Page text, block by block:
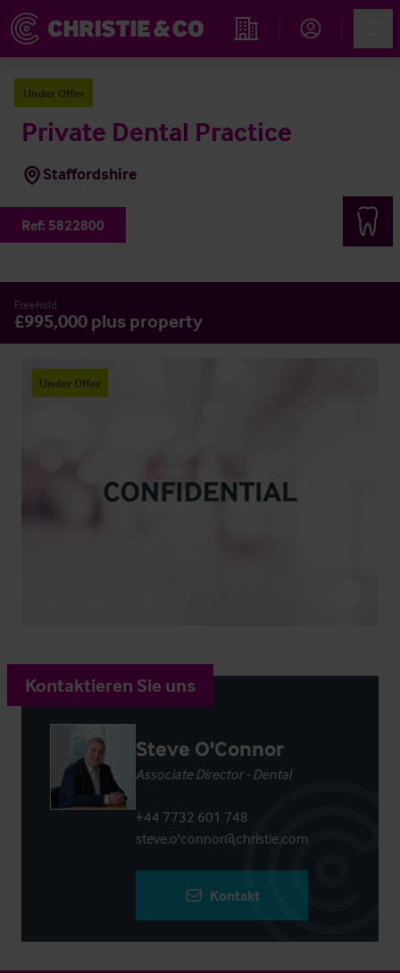
Immobiliensuche
Under Offer
Private Dental Practice
Staffordshire
Ref: 5822800
Freehold
£995,000 plus property
Under Offer
Kontaktieren Sie uns
Steve O'Connor
Associate Director - Dental
+44 7732 601 748
steve.o'connor@christie.com
Kontakt